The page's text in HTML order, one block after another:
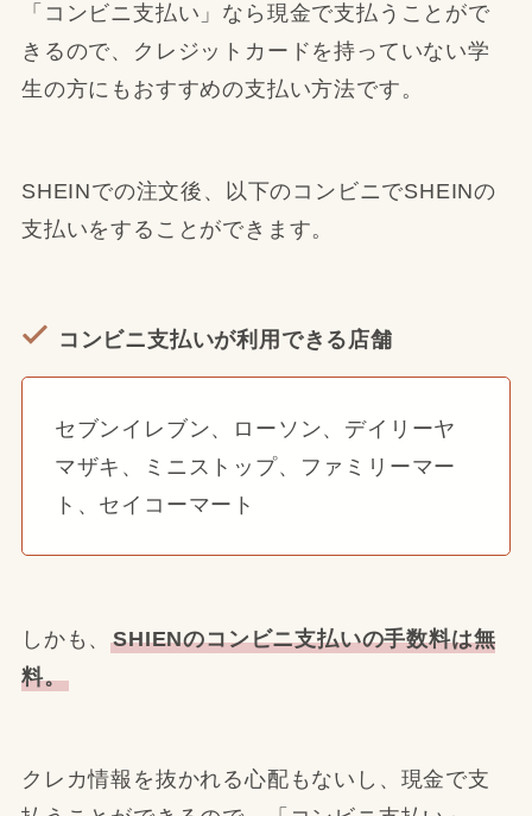
「コンビニ支払い」なら現金で支払うことがで
きるので、クレジットカードを持っていない学
生の方にもおすすめの支払い方法です。
SHEINでの注文後、以下のコンビニでSHEINの
支払いをすることができます。
コンビニ支払いが利用できる店舗
セブンイレブン、ローソン、デイリーヤ
マザキ、ミニストップ、ファミリーマー
ト、セイコーマート
しかも、SHIENのコンビニ支払いの手数料は無
料。
クレカ情報を抜かれる心配もないし、現金で支